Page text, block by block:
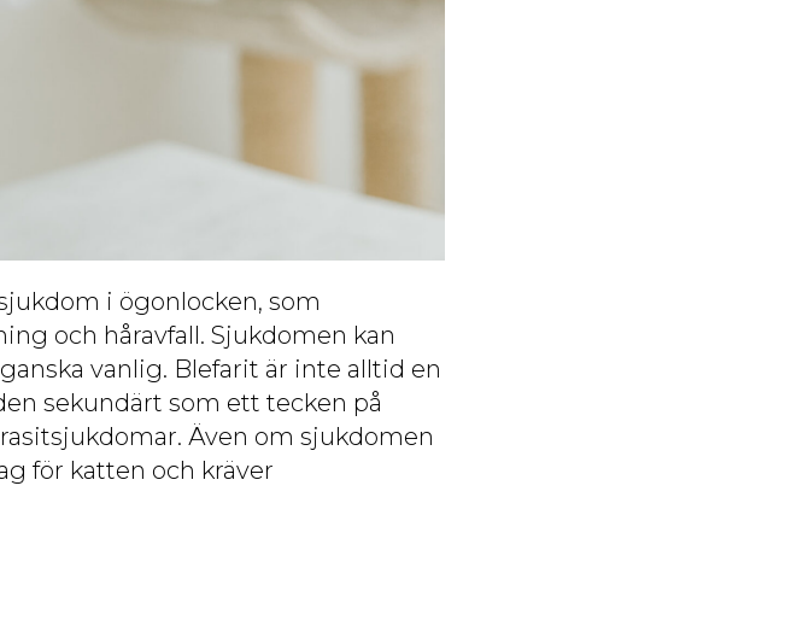
i ögonlocken, som
och håravfall. Sjukdomen kan
vanlig. Blefarit är inte alltid en
sekundärt som ett tecken på
Även om sjukdomen
för katten och kräver